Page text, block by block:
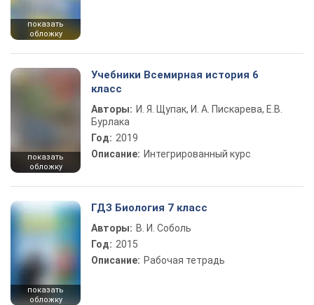
показать
обложку
показать
обложку
Учебники Всемирная история 6
класс
Авторы: И. Я. Щупак, И. А. Пискарева, Е.В.
Бурлака
Год: 2019
Описание: Интегрированный курс
показать
обложку
ГДЗ Биология 7 класс
Авторы: В. И. Соболь
Год: 2015
Описание: Рабочая тетрадь